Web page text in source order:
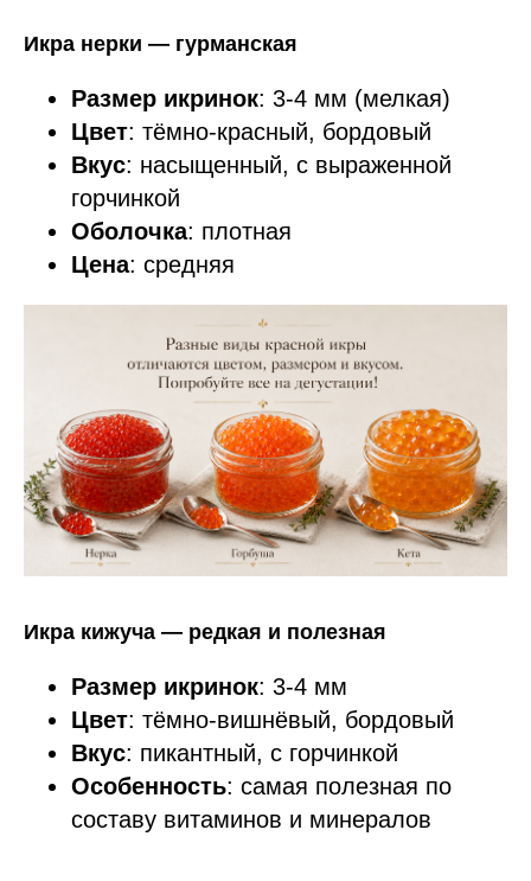
Икра нерки — гурманская
Размер икринок: 3-4 мм (мелкая)
Цвет: тёмно-красный, бордовый
Вкус: насыщенный, с выраженной
горчинкой
Оболочка: плотная
Цена: средняя
Икра кижуча — редкая и полезная
Размер икринок: 3-4 мм
Цвет: тёмно-вишнёвый, бордовый
Вкус: пикантный, с горчинкой
Особенность: самая полезная по
составу витаминов и минералов